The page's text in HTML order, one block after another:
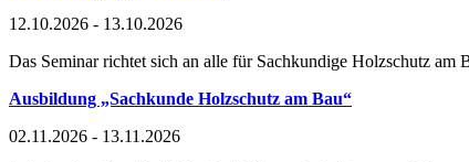
12.10.2026 - 13.10.2026
Das Seminar richtet sich an alle für Sachkundige Holzschutz am
Ausbildung „Sachkunde Holzschutz am Bau“
02.11.2026 - 13.11.2026